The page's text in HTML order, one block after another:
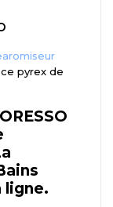
pyrex de
ligne.